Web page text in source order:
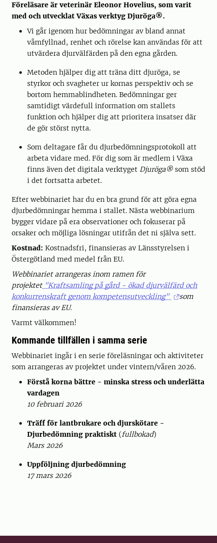
Föreläsare är veterinär Eleonor Hovelius, som varit
med och utvecklat Växas verktyg Djuröga®.
Vi går igenom hur bedömningar av bland annat
våmfyllnad, renhet och rörelse kan användas för att
utvärdera djurvälfärden på den egna gården.
Metoden hjälper dig att träna ditt djuröga, se
styrkor och svagheter ur kornas perspektiv och se
bortom hemmablindheten. Bedömningar ger
samtidigt värdefull information om stallets
funktion och hjälper dig att prioritera insatser där
de gör störst nytta.
Som deltagare får du djurbedömningsprotokoll att
arbeta vidare med. För dig som är medlem i Växa
finns även det digitala verktyget Djuröga®som stöd
i det fortsatta arbetet.
Efter webbinariet har du en bra grund för att göra egna
djurbedömningar hemma i stallet. Nästa webbinarium
bygger vidare på era observationer och fokuserar på
orsaker och möjliga lösningar utifrån det ni själva sett.
Kostnad: Kostnadsfri, finansieras av Länsstyrelsen i
Östergötland med medel från EU.
Webbinariet arrangeras inom ramen för
projektet"Kraftsamling på gård - ökad djurvälfärd och
konkurrenskraft genom kompetensutveckling"
som
finansieras av EU.
Varmt välkommen!
Kommande tillfällen i samma serie
Webbinariet ingår i en serie föreläsningar och aktiviteter
som arrangeras av projektet under vintern/våren 2026.
Förstå korna bättre - minska stress och underlätta
vardagen
10 februari 2026
Träff för lantbrukare och djurskötare -
Djurbedömning praktiskt (fullbokad)
Mars 2026
Uppföljning djurbedömning
17 mars 2026